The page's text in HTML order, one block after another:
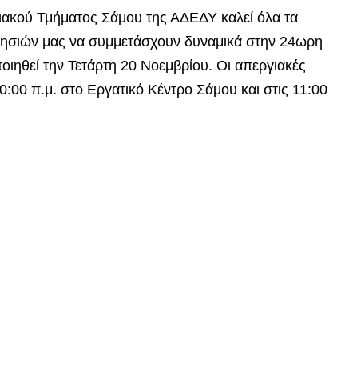
Τμήματος Σάμου της ΑΔΕΔΥ καλεί όλα τα
μας να συμμετάσχουν δυναμικά στην 24ωρη
την Τετάρτη 20 Νοεμβρίου. Οι απεργιακές
π.μ. στο Εργατικό Κέντρο Σάμου και στις 11:00